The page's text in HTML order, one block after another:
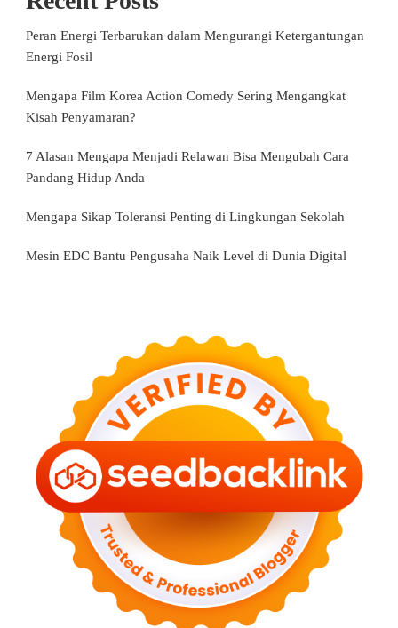
Peran Energi Terbarukan dalam Mengurangi Ketergantungan
Energi Fosil
Mengapa Film Korea Action Comedy Sering Mengangkat
Kisah Penyamaran?
7 Alasan Mengapa Menjadi Relawan Bisa Mengubah Cara
Pandang Hidup Anda
Mengapa Sikap Toleransi Penting di Lingkungan Sekolah
Mesin EDC Bantu Pengusaha Naik Level di Dunia Digital